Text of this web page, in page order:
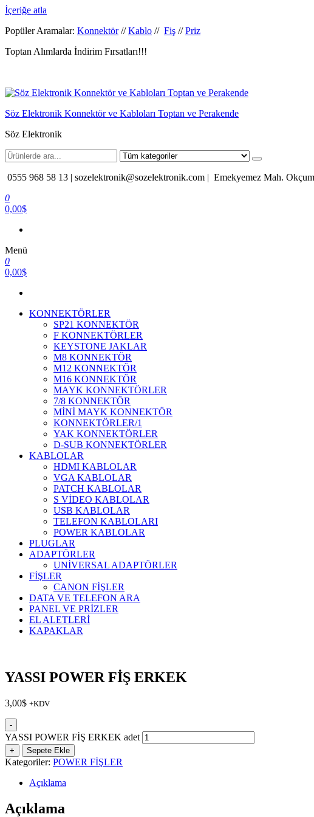
İçeriğe atla
Popüler Aramalar: Konnektör//Kablo // Fiş //Priz
Toptan Alımlarda İndirim Fırsatları!!!
Söz Elektronik Konnektör ve Kabloları Toptan ve Perakende
Söz Elektronik
0555 968 58 13 | sozelektronik@sozelektronik.com | Emekyemez Mah.
0
0,00$
Menü
0
0,00$
KONNEKTÖRLER
SP21 KONNEKTÖR
F KONNEKTÖRLER
KEYSTONE JAKLAR
M8 KONNEKTÖR
M12 KONNEKTÖR
M16 KONNEKTÖR
MAYK KONNEKTÖRLER
7/8 KONNEKTÖR
MİNİ MAYK KONNEKTÖR
KONNEKTÖRLER/1
YAK KONNEKTÖRLER
D-SUB KONNEKTÖRLER
KABLOLAR
HDMI KABLOLAR
VGA KABLOLAR
PATCH KABLOLAR
S VİDEO KABLOLAR
USB KABLOLAR
TELEFON KABLOLARI
POWER KABLOLAR
PLUGLAR
ADAPTÖRLER
UNİVERSAL ADAPTÖRLER
FİŞLER
CANON FİŞLER
DATA VE TELEFON ARA
PANEL VE PRİZLER
EL ALETLERİ
KAPAKLAR
YASSI POWER FİŞ ERKEK
3,00$ +KDV
-
YASSI POWER FİŞ ERKEK adet
+ Sepete Ekle
Kategoriler: POWER FİŞLER
Açıklama
Açıklama